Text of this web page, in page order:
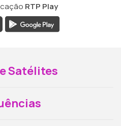
RTP Play
Satélites